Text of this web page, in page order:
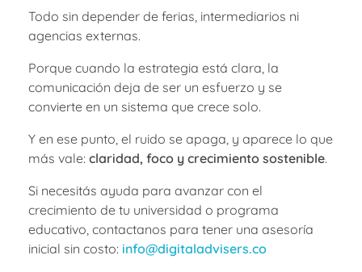
Todo sin depender de ferias, intermediarios ni
agencias externas.
Porque cuando la estrategia está clara, la
comunicación deja de ser un esfuerzo y se
convierte en un sistema que crece solo.
Y en ese punto, el ruido se apaga, y aparece lo que
más vale: claridad, foco y crecimiento sostenible.
Si necesitás ayuda para avanzar con el
crecimiento de tu universidad o programa
educativo, contactanos para tener una asesoría
inicial sin costo: info@digitaladvisers.co